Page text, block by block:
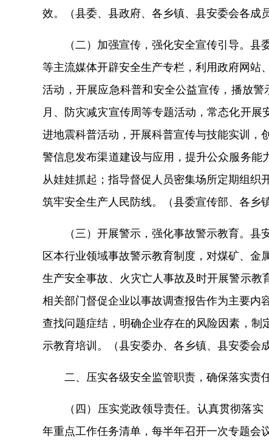
效。（县委、县政府、各乡镇、县安委会各成
（二）加强宣传， 强化安全宣传引导。 县
等主流媒体开辟安全生产专栏，利用政府网站
活动，开展应急科普和安全公益宣传， 播放警
月、防灾减灾宣传周等专题活动，常态化开展
进地震科普活动，开展科普宣传与技能实训，
警信息发布渠道建设与应用，提升公众服务能
从娃娃抓起；指导督促人员密集场所定期组织
筑牢安全生产人民防线。
（县委宣传部、各乡
（三）开展警示， 强化事故警示教育。 县
区本行业领域事故警示教育制度，对煤矿、
生产安全事故、火灾亡人事故及时开展警示教
相关部门督促企业以事故调查报告作为主要内
查找问题症结，明确企业存在的风险因素，制
示教育培训。
（县安委办、各乡镇、县安委会
二、压实各级安全监管职责，确保落实责
（ 四 ） 压实党政领导责任。 认真贯彻落实
年重点工作任务清单，每半年召开一次专题会